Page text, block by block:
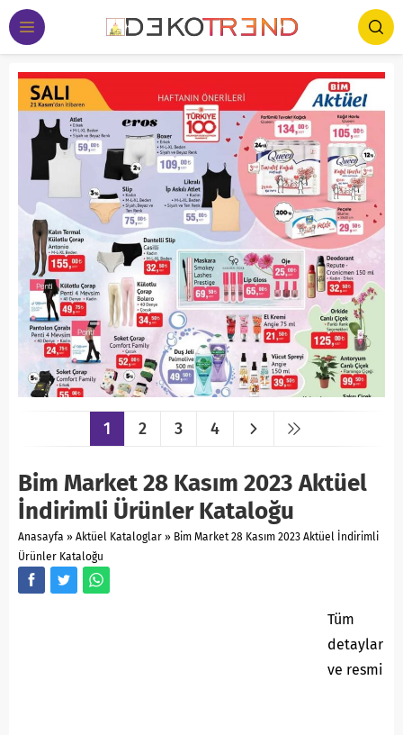
1 2 3 4
Bim Market 28 Kasım 2023 Aktüel
İndirimli Ürünler Kataloğu
Anasayfa » Aktüel Kataloglar » Bim Market 28 Kasım 2023 Aktüel İndirimli
Ürünler Kataloğu
Tüm
detaylar
ve resmi